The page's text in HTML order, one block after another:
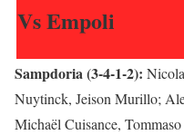
Vs Empoli
Sampdoria (3-4-1-2):
Nuytinck, Jeison Murillo;
Michaël Cuisance,